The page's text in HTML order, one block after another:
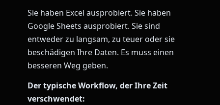
Sie haben Excel ausprobiert. Sie haben
Google Sheets ausprobiert. Sie sind
entweder zu langsam, zu teuer oder sie
beschädigen Ihre Daten. Es muss einen
besseren Weg geben.
Der typische Workflow, der Ihre Zeit
verschwendet: